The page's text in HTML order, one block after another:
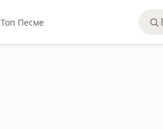
Топ Песме